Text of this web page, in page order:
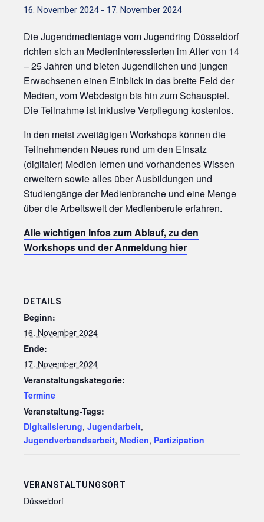
16. November 2024- 17. November 2024
Die Jugendmedientage vom Jugendring Düsseldorf
richten sich an Medieninteressierten im Alter von 14
– 25 Jahren und bieten Jugendlichen und jungen
Erwachsenen einen Einblick in das breite Feld der
Medien, vom Webdesign bis hin zum Schauspiel.
Die Teilnahme ist inklusive Verpflegung kostenlos.
In den meist zweitägigen Workshops können die
Teilnehmenden Neues rund um den Einsatz
(digitaler) Medien lernen und vorhandenes Wissen
erweitern sowie alles über Ausbildungen und
Studiengänge der Medienbranche und eine Menge
über die Arbeitswelt der Medienberufe erfahren.
Alle wichtigen Infos zum Ablauf, zu den
Workshops und der Anmeldung hier
DETAILS
Beginn:
16. November 2024
Ende:
17. November 2024
Veranstaltungskategorie:
Termine
Veranstaltung-Tags:
Digitalisierung, Jugendarbeit,
Jugendverbandsarbeit, Medien, Partizipation
VERANSTALTUNGSORT
Düsseldorf